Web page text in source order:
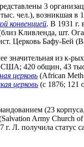
3
чел.), возникшая
конвенцией. В 1931 г.
Кливленда, шт.
Церковь Бафу-Бей
значительная из к-
420 общин, 43
церковь (African
церковь (с 1876; 121
(23
Army Church
Л. получила статус